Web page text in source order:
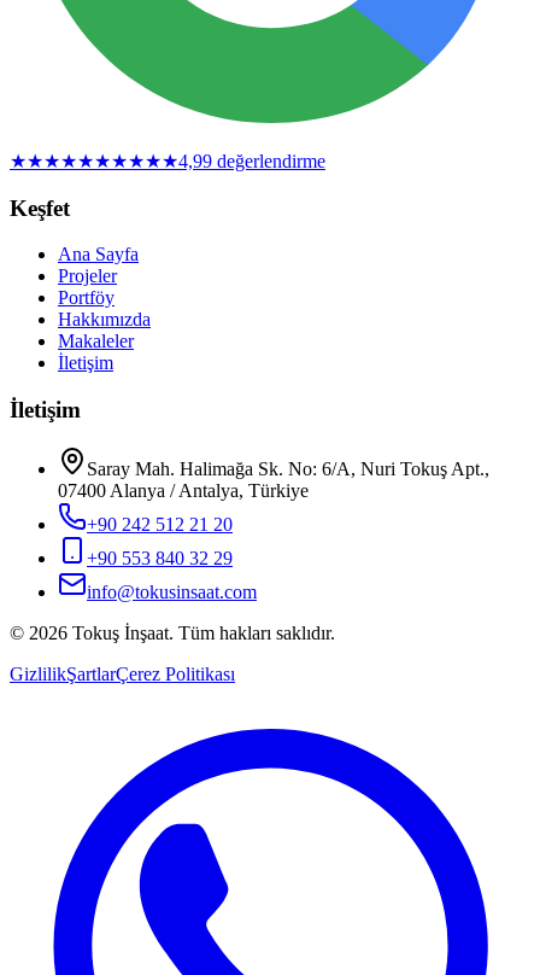
★★★★★★★★★★4,99 değerlendirme
Keşfet
Ana Sayfa
Projeler
Portföy
Hakkımızda
Makaleler
İletişim
İletişim
Saray Mah. Halimağa Sk. No: 6/A, Nuri Tokuş Apt.,
07400 Alanya / Antalya, Türkiye
+90 242 512 21 20
+90 553 840 32 29
info@tokusinsaat.com
© 2026 Tokuş İnşaat. Tüm hakları saklıdır.
GizlilikŞartlarÇerez Politikası